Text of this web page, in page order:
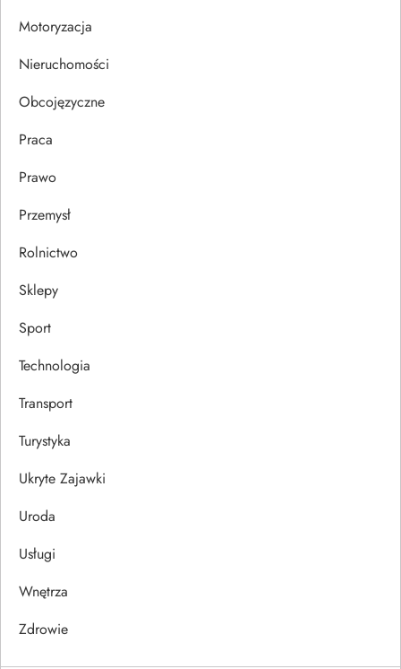
u
Motoryzacja
Nieruchomości
Obcojęzyczne
Praca
Prawo
Przemysł
Rolnictwo
Sklepy
Sport
Technologia
Transport
Turystyka
Ukryte Zajawki
Uroda
Usługi
Wnętrza
Zdrowie